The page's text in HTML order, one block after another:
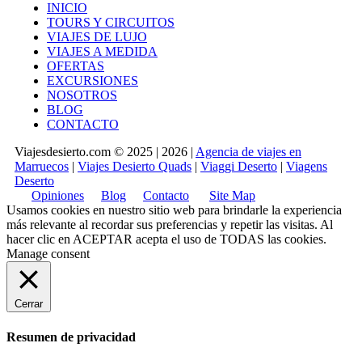
INICIO
TOURS Y CIRCUITOS
VIAJES DE LUJO
VIAJES A MEDIDA
OFERTAS
EXCURSIONES
NOSOTROS
BLOG
CONTACTO
Viajesdesierto.com © 2025 | 2026 | Agencia de viajes en
Marruecos | Viajes Desierto Quads | Viaggi Deserto | Viagens
Deserto
Opiniones
Blog Contacto
Site Map
Usamos cookies en nuestro sitio web para brindarle la experiencia
más relevante al recordar sus preferencias y repetir las visitas. Al
hacer clic en ACEPTAR acepta el uso de TODAS las cookies.
Manage consent
Cerrar
Resumen de privacidad